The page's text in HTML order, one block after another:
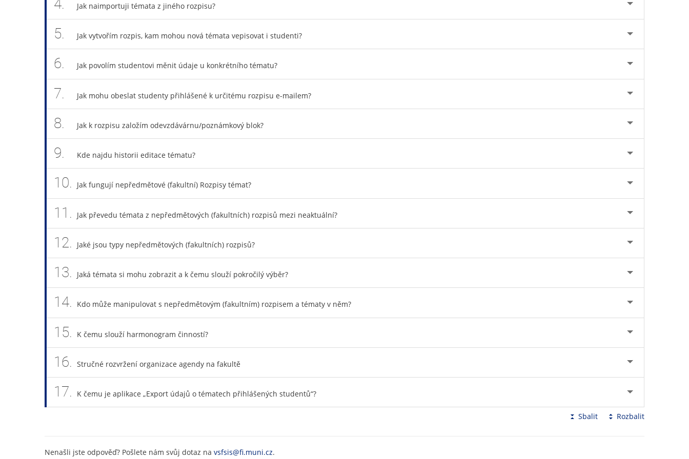
4. Jak naimportuji témata z jiného rozpisu?
5. Jak vytvořím rozpis, kam mohou nová témata vepisovat i studenti?
6. Jak povolím studentovi měnit údaje u konkrétního tématu?
7. Jak mohu obeslat studenty přihlášené k určitému rozpisu e-mailem?
8. Jak k rozpisu založím odevzdávárnu/poznámkový blok?
9. Kde najdu historii editace tématu?
10. Jak fungují nepředmětové (fakultní) Rozpisy témat?
11. Jak převedu témata z nepředmětových (fakultních) rozpisů mezi neaktuální?
12. Jaké jsou typy nepředmětových (fakultních) rozpisů?
13. Jaká témata si mohu zobrazit a k čemu slouží pokročilý výběr?
14. Kdo může manipulovat s nepředmětovým (fakultním) rozpisem a tématy v něm?
15. K čemu slouží harmonogram činností?
16. Stručné rozvržení organizace agendy na fakultě
17. K čemu je aplikace „Export údajů o tématech přihlášených studentů“?
Sbalit Rozbalit
Nenašli jste odpověď? Pošlete nám svůj dotaz na vsfsis@fi.muni.cz.